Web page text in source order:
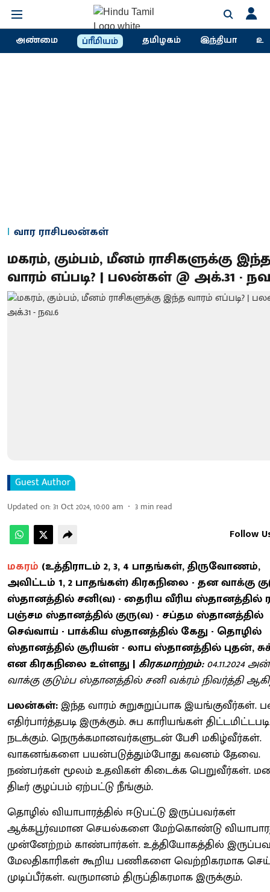
அண்மை ப்ரீமியம் தமிழகம் இந்தியா
வார ராசிபலன்கள்
மகரம், கும்பம், மீனம் ராசிகளுக்கு
வாரம் எப்படி? | பலன்கள் @ அக்.31 -
Guest Author
Updated on:31 Oct 2024, 10:00 am 3 min read
Follow
மகரம் (உத்திராடம் 2, 3, 4 பாதங்கள், திருவோணம்,
அவிட்டம் 1, 2 பாதங்கள்) கிரகநிலை - தன வாக்கு
ஸ்தானத்தில் சனி(வ) - தைரிய வீரிய ஸ்தானத்தில்
பஞ்சம ஸ்தானத்தில் குரு(வ) - சப்தம ஸ்தானத்தில்
செவ்வாய் - பாக்கிய ஸ்தானத்தில் கேது - தொழில்
ஸ்தானத்தில் சூரியன் - லாப ஸ்தானத்தில் புதன்,
என கிரகநிலை உள்ளது | கிரகமாற்றம்:04.11.2024
வாக்கு குடும்ப ஸ்தானத்தில் சனி வக்ரம் நிவர்த்தி
பலன்கள்:இந்த வாரம் சுறுசுறுப்பாக இயங்குவீர்கள்.
எதிர்பார்த்தபடி இருக்கும். சுப காரியங்கள் திட்டமிட்டபடி
நடக்கும். நெருக்கமானவர்களுடன் பேசி மகிழ்வீர்கள்.
வாகனங்களை பயன்படுத்தும்போது கவனம் தேவை.
நண்பர்கள் மூலம் உதவிகள் கிடைக்க பெறுவீர்கள்.
திடீர் குழப்பம் ஏற்பட்டு நீங்கும்.
தொழில் வியாபாரத்தில் ஈடுபட்டு இருப்பவர்கள்
ஆக்கபூர்வமான செயல்களை மேற்கொண்டு
முன்னேற்றம் காண்பார்கள். உத்தியோகத்தில்
மேலதிகாரிகள் கூறிய பணிகளை வெற்றிகரமாக
முடிப்பீர்கள். வருமானம் திருப்திகரமாக இருக்கும்.